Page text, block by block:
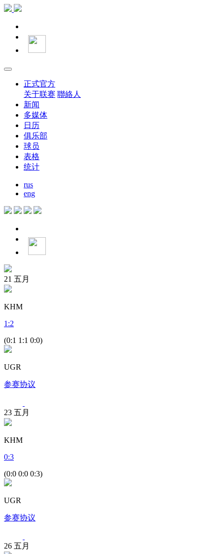
正式官方
关于联赛 聯絡人
新闻
多媒体
日历
俱乐部
球员
表格
统计
rus
eng
21 五月
KHM
1 :2
(0:1 1:1 0:0)
UGR
参赛协议
23 五月
KHM
0:3
(0:0 0:0 0:3)
UGR
参赛协议
26 五月